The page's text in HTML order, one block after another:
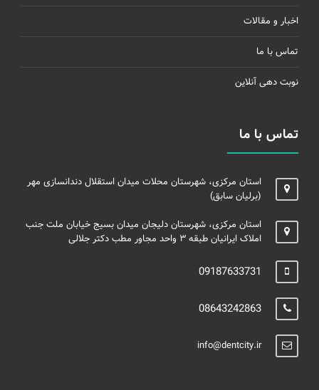
اخبار و مقالات
تماس با ما
نوبت دهی آنلاین
تماس با ما
استان مرکزی، شهرستان محلات میدان استقلال دندانسازی مهر
(برلیان سابق)
استان مرکزی، شهرستان دلیجان میدان بسیج خیابان ملت جنب
املاک ایرانیان طبقه ۳ واحد مجاور مطب دکتر جلالی
09187633731
08643242863
info@dentcity.ir